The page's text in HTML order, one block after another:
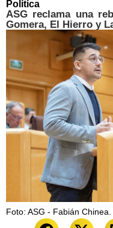
Política
ASG reclama una
Gomera, El Hierro y
Foto: ASG - Fabián Chinea.